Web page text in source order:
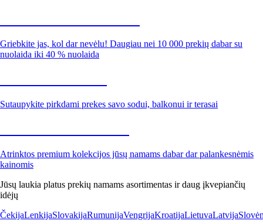
Griebkite jas, kol dar nevėlu! Daugiau nei 10 000 prekių dabar su
nuolaida iki 40 % nuolaida
Sutaupykite pirkdami prekes savo sodui, balkonui ir terasai
Atrinktos premium kolekcijos jūsų namams dabar dar palankesnėmis
kainomis
Jūsų laukia platus prekių namams asortimentas ir daug įkvepiančių
idėjų
ČekijaLenkijaSlovakijaRumunijaVengrijaKroatijaLietuvaLatvija